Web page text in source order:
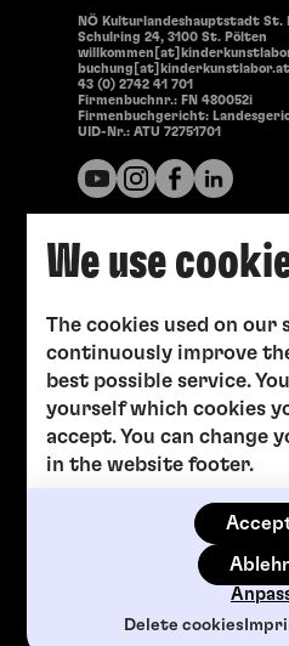
We use
The cookies used on our
continuously improve
best possible service.
yourself which cookies
accept. You can change
in the website footer.
Accept
Delete cookies
NÖ Kulturlandeshauptstadt St.
Schulring 24, 3100 St. Pölten
buchung[at]kinderkunstlabor.at
43 (0) 2742 41 701
Firmenbuchnr.: FN 480052i
Firmenbuchgericht:
UID-Nr.: ATU 72751701